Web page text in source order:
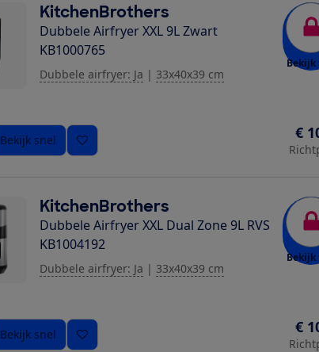
KitchenBrothers
Dubbele Airfryer XXL 9L Zwart
KB1000765
Dubbele airfryer: Ja | 33x40x39 cm
Bekijk
Bekijk snel €
KitchenBrothers
Dubbele Airfryer XXL Dual Zone 9L RVS
KB1004192
Dubbele airfryer: Ja | 33x40x39 cm
Bekijk
Bekijk snel €